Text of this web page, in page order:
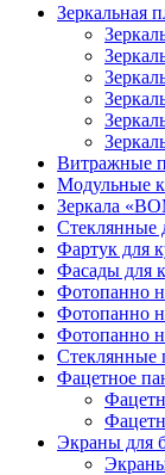
Зеркальная
Витражные
Модульные
Зеркала
Стеклянные
Фартук для
Фасады для
Фотопанно
Фотопанно
Фотопанно
Стеклянные
Фацетное
Экраны для